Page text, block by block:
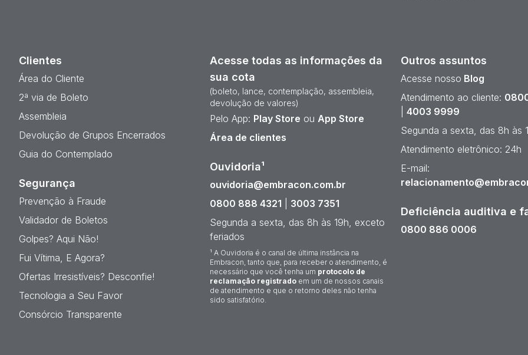
Clientes
Área do Cliente
2ª via de Boleto
Assembleia
Devolução de Grupos Encerrados
Guia do Contemplado
Segurança
Prevenção à Fraude
Validador de Boletos
Golpes? Aqui Não!
Fui Vítima, E Agora?
Ofertas Irresistíveis? Desconfie!
Tecnologia a Seu Favor
Consórcio Transparente
Acesse todas as informações da
sua cota
(boleto, lance, contemplação, assembleia,
devolução de valores)
Pelo App: Play Store ou App Store
Área de clientes
Ouvidoria¹
ouvidoria@embracon.com.br
0800 888 4321
3003 7351
Segunda a sexta, das 8h às 19h, exceto
feriados
¹ A Ouvidoria é o canal de última instância na
Embracon, tanto que, para receber o atendimento, é
necessário que você tenha um protocolo de
reclamação registrado em um de nossos canais
de atendimento e que o retorno deles não tenha
sido satisfatório.
Outros assuntos
Acesse nosso Blog
Atendimento ao cliente:
4003 9999
Segunda a sexta, das 8h às
Atendimento eletrônico: 24h
E-mail:
Deficiência auditiva e
0800 886 0006